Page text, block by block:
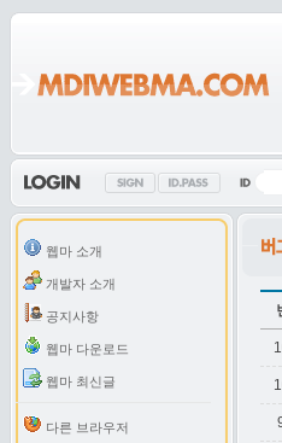
웹마 소개
개발자 소개
공지사항
웹마 다운로드
웹마 최신글
다른 브라우저